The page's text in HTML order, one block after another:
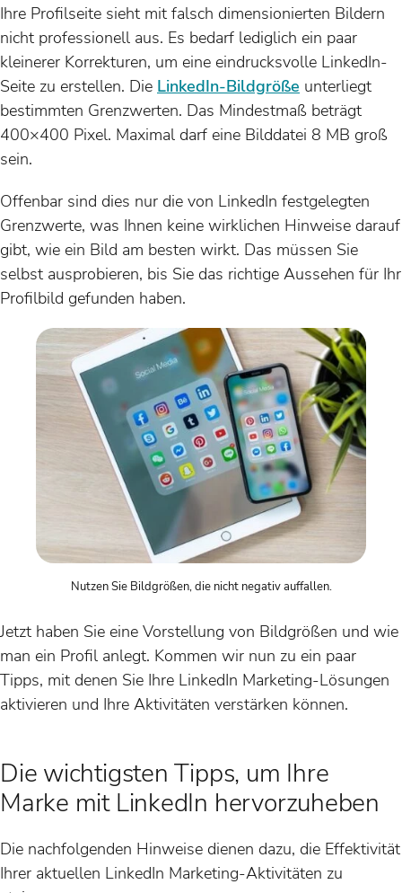
Ihre Profilseite sieht mit falsch dimensionierten Bildern
nicht professionell aus. Es bedarf lediglich ein paar
kleinerer Korrekturen, um eine eindrucksvolle LinkedIn-
Seite zu erstellen. Die LinkedIn-Bildgröße unterliegt
bestimmten Grenzwerten. Das Mindestmaß beträgt
400×400 Pixel. Maximal darf eine Bilddatei 8 MB groß
sein.
Offenbar sind dies nur die von LinkedIn festgelegten
Grenzwerte, was Ihnen keine wirklichen Hinweise darauf
gibt, wie ein Bild am besten wirkt. Das müssen Sie
selbst ausprobieren, bis Sie das richtige Aussehen für Ihr
Profilbild gefunden haben.
Nutzen Sie Bildgrößen, die nicht negativ auffallen.
Jetzt haben Sie eine Vorstellung von Bildgrößen und wie
man ein Profil anlegt. Kommen wir nun zu ein paar
Tipps, mit denen Sie Ihre LinkedIn Marketing-Lösungen
aktivieren und Ihre Aktivitäten verstärken können.
Die wichtigsten Tipps, um Ihre
Marke mit LinkedIn hervorzuheben
Die nachfolgenden Hinweise dienen dazu, die Effektivität
Ihrer aktuellen LinkedIn Marketing-Aktivitäten zu